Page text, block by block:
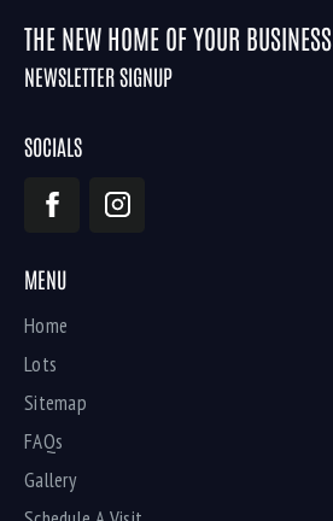
THE NEW HOME OF YOUR BUSINESS.
NEWSLETTER SIGNUP
SOCIALS
MENU
Home
Lots
Sitemap
FAQs
Gallery